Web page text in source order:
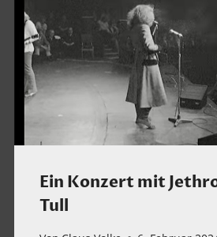
Ein Konzert mit
Tull